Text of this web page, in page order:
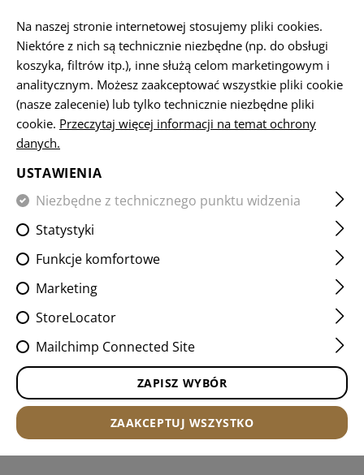
STRONA GŁÓWNA SPRZĘT ŁADOWNICE MAG
HK417 MAG POUCH LC
Na naszej stronie internetowej stosujemy pliki cookies.
Niektóre z nich są technicznie niezbędne (np. do obsługi
koszyka, filtrów itp.), inne służą celom marketingowym i
analitycznym. Możesz zaakceptować wszystkie pliki cookie
(nasze zalecenie) lub tylko technicznie niezbędne pliki
cookie. Przeczytaj więcej informacji na temat ochrony
danych.
USTAWIENIA
Niezbędne z technicznego punktu widzenia
Statystyki
Funkcje komfortowe
Marketing
StoreLocator
Mailchimp Connected Site
ZAPISZ WYBÓR
ZAAKCEPTUJ WSZYSTKO